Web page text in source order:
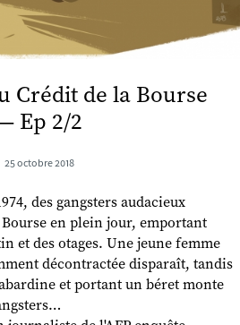
Crédit de la Bourse
Ep 2/2
25 octobre 2018
des gangsters audacieux
en plein jour, emportant
et des otages. Une jeune femme
décontractée disparaît, tandis
et portant un béret monte